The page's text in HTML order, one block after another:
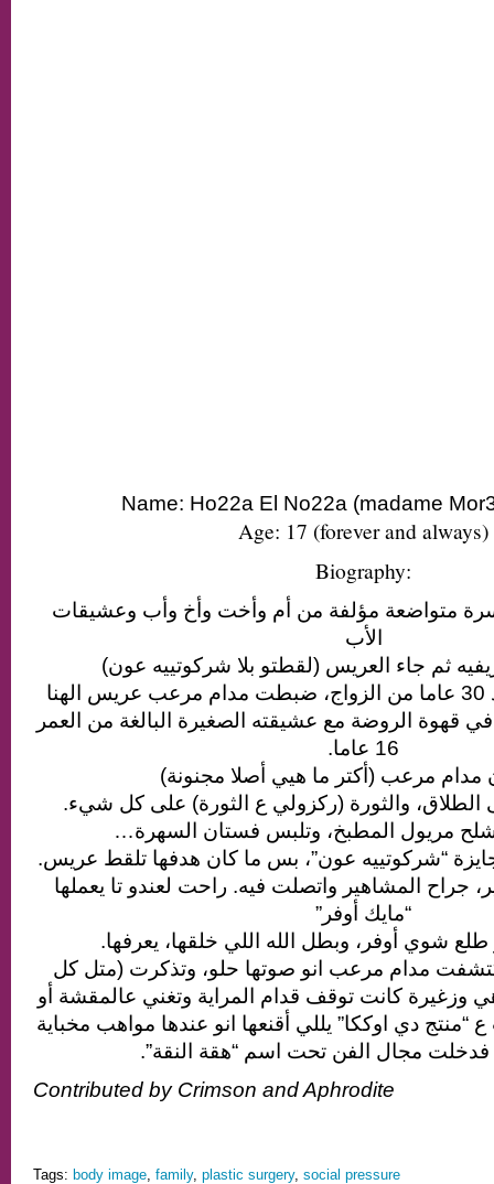
Name: Ho22a El No22a (madame
Age: 17 (forever and always)
Biography:
متواضعة مؤلفة من أم وأخت وأخ وأب وعشيقات
الأب‬
ثم جاء العريس (لقطتو بلا شركوتييه عون)
تزوجت وانسترت. وبعد 30 عاما من الزواج، ضبطت مدام مرعب عريس الهنا
في قهوة الروضة مع عشيقته الصغيرة البالغة من العمر
16 عاما.‬
مرعب (أكتر ما هيي أصلا مجنونة)‬
والثورة (ركزولي ع الثورة) على كل شيء.‬
مريول المطبخ، وتلبس فستان السهرة…
“شركوتييه عون”، بس ما كان هدفها تلقط عريس.
جراح المشاهير واتصلت فيه. راحت لعندو تا يعملها
“مايك أوفر”
شوي أوفر، وبطل الله اللي خلقها، يعرفها.
مدام مرعب انو صوتها حلو، وتذكرت (متل كل
هي وزغيرة كانت توقف قدام المراية وتغني عالمقشة أو
دي اوككا” يللي أقنعها انو عندها مواهب مخباية
فدخلت مجال الفن تحت اسم “هقة النقة”.
Contributed by Crimson and Aphrodite
Tags: body image, family, plastic surgery, social pressure